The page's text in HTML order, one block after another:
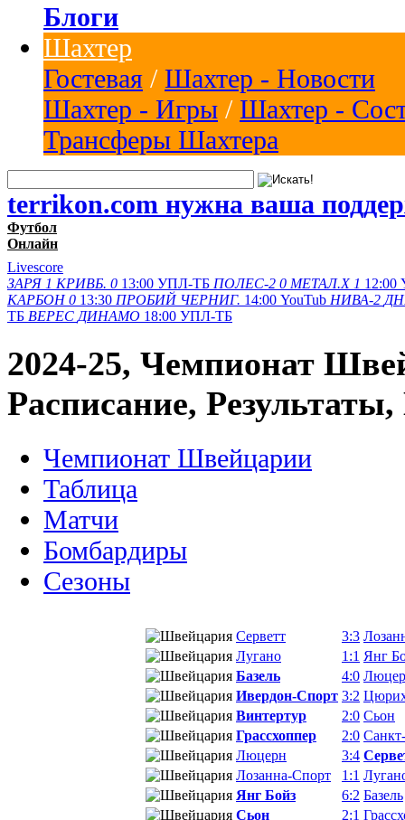
Блоги
Шахтер
Гостевая / Шахтер - Новости
Шахтер - Игры / Шахтер -
Трансферы Шахтера
terrikon.com нужна ваша
Футбол
Онлайн
Livescore
ЗАРЯ 1 КРИВБ. 0 13:00 УПЛ-ТБ ПОЛЕС-2 0 МЕТАЛ.Х 1 12:00
КАРБОН 0 13:30 ПРОБИЙ ЧЕРНИГ. 14:00 YouTub НИВА-2
ТБ ВЕРЕС ДИНАМО 18:00 УПЛ-ТБ
2024-25, Чемпионат
Расписание,
Чемпионат Швейцарии
Таблица
Матчи
Бомбардиры
Сезоны
Серветт 3:3
Лугано
1:1 Янг
Базель
4:0
Ивердон-Спорт 3:2
Винтертур
2:0 Сьон
Грассхоппер
2:0
Люцерн
3:4
Лозанна-Спорт
1:1
Янг Бойз
6:2 Базель
Сьон
2:1